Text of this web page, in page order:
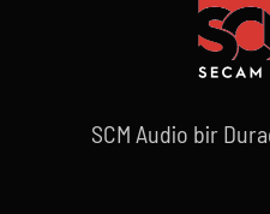
SCM Audio bir